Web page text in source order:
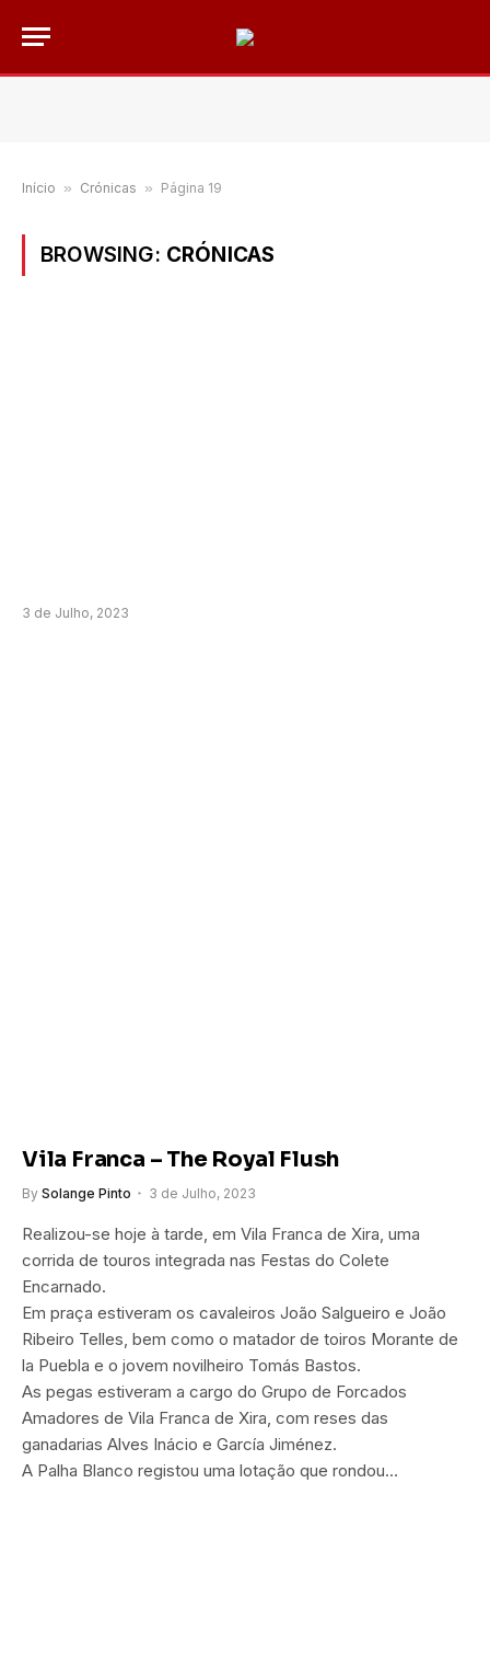
Início » Crónicas » Página 19
BROWSING: CRÓNICAS
3 de Julho, 2023
Vila Franca – The Royal Flush
By Solange Pinto 3 de Julho, 2023
Realizou-se hoje à tarde, em Vila Franca de Xira, uma
corrida de touros integrada nas Festas do Colete
Encarnado.
Em praça estiveram os cavaleiros João Salgueiro e João
Ribeiro Telles, bem como o matador de toiros Morante de
la Puebla e o jovem novilheiro Tomás Bastos.
As pegas estiveram a cargo do Grupo de Forcados
Amadores de Vila Franca de Xira, com reses das
ganadarias Alves Inácio e García Jiménez.
A Palha Blanco registou uma lotação que rondou…